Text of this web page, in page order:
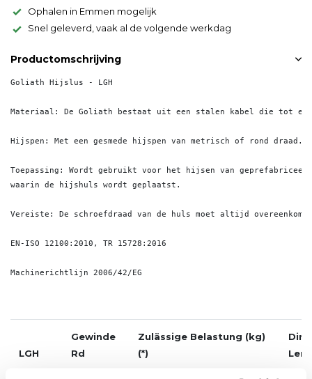
Ophalen in Emmen mogelijk
Snel geleverd, vaak al de volgende werkdag
Productomschrijving
Goliath Hijslus - LGH
Materiaal: De Goliath bestaat uit een stalen kabel die tot
Hijspen: Met een gesmede hijspen van metrisch of rond draad.
Toepassing: Wordt gebruikt voor het hijsen van
waarin de hijshuls wordt geplaatst.
Vereiste: De schroefdraad van de huls moet altijd
EN-ISO 12100:2010, TR 15728:2016
LGH
Gewinde
Rd
Zulässige Belastung (kg)
(*)